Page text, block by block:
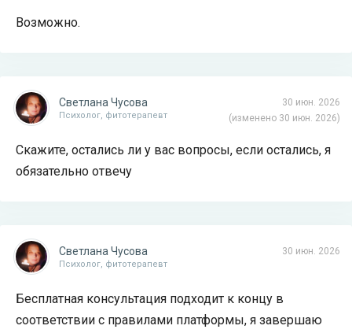
Возможно.
30 июн. 2026
(изменено 30 июн. 2026)
Светлана Чусова
Психолог, фитотерапевт
Скажите, остались ли у вас вопросы, если остались, я
обязательно отвечу
30 июн. 2026
Светлана Чусова
Психолог, фитотерапевт
Бесплатная консультация подходит к концу в
соответствии с правилами платформы, я завершаю